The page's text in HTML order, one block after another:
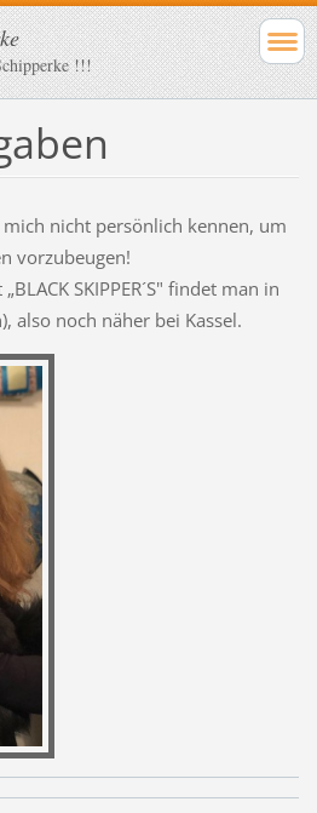
!!!
nicht persönlich kennen, um
vorzubeugen!
SKIPPER´S" findet man in
also noch näher bei Kassel.